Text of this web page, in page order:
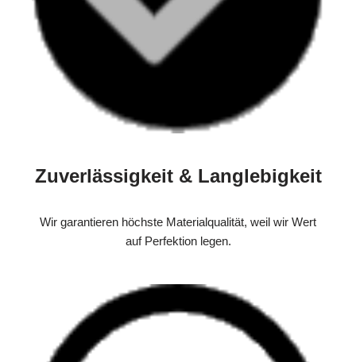
Zuverlässigkeit & Langlebigkeit
Wir garantieren höchste Materialqualität, weil wir Wert
auf Perfektion legen.